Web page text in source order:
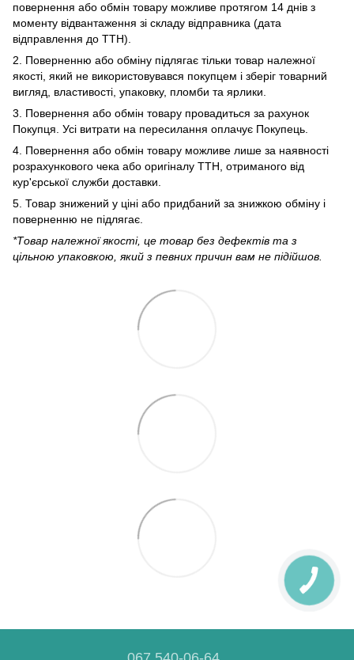
повернення або обмін товару можливе протягом 14 днів з
моменту відвантаження зі складу відправника (дата
відправлення до ТТН).
2. Поверненню або обміну підлягає тільки товар належної
якості, який не використовувався покупцем і зберіг товарний
вигляд, властивості, упаковку, пломби та ярлики.
3. Повернення або обмін товару провадиться за рахунок
Покупця. Усі витрати на пересилання оплачує Покупець.
4. Повернення або обмін товару можливе лише за наявності
розрахункового чека або оригіналу ТТН, отриманого від
кур'єрської служби доставки.
5. Товар знижений у ціні або придбаний за знижкою обміну і
поверненню не підлягає.
*Товар належної якості, це товар без дефектів та з
цільною упаковкою, який з певних причин вам не підійшов.